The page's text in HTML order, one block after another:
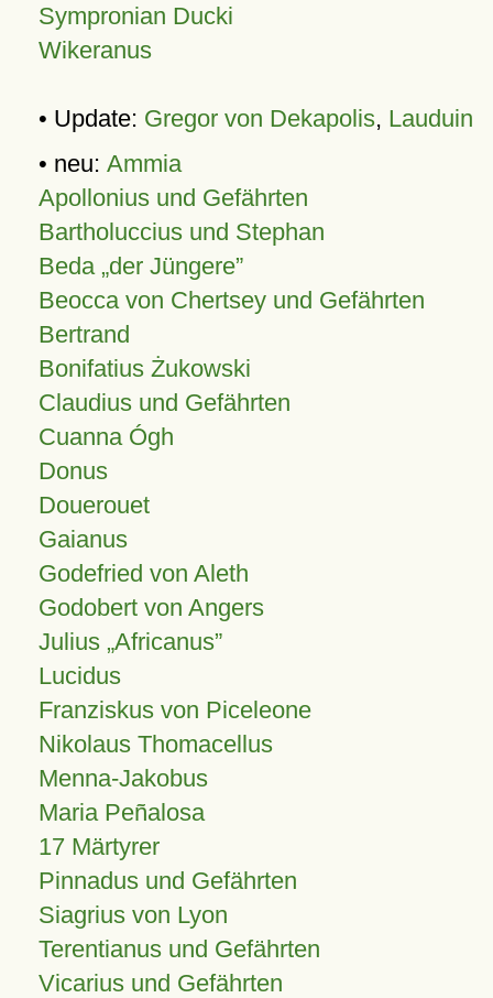
Sympronian Ducki
Wikeranus
• Update: Gregor von Dekapolis, Lauduin
• neu: Ammia
Apollonius und Gefährten
Bartholuccius und Stephan
Beda „der Jüngere”
Beocca von Chertsey und Gefährten
Bertrand
Bonifatius Żukowski
Claudius und Gefährten
Cuanna Ógh
Donus
Douerouet
Gaianus
Godefried von Aleth
Godobert von Angers
Julius Africanus
Lucidus
Franziskus von Piceleone
Nikolaus Thomacellus
Menna-Jakobus
Maria Peñalosa
17 Märtyrer
Pinnadus und Gefährten
Siagrius von Lyon
Terentianus und Gefährten
Vicarius und Gefährten